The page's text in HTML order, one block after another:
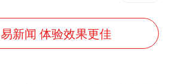
中国“五箭齐发”反制美国
女子利用漏洞0元薅走3000多件家电
新闻 体验效果更佳